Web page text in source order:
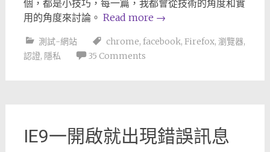
個，都是小技巧，每一篇，我都會從技術的角度和實
用的角度來討論。 Read more →
測試-網站 chrome, facebook, Firefox, 瀏覽器,
認證, 隱私 35 Comments
IE9一開啟就出現錯誤訊息